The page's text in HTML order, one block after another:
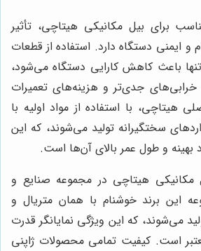
برای بیل مکانیکی هیتاچی، تأثیر
و ایمنی دستگاه دارد. استفاده از قطعات
باعث کاهش کارایی دستگاه می‌شود،
خرابی‌های جدی‌تر و هزینه‌های تعمیرات
هیتاچی، با استفاده از مواد اولیه با
سختگیرانه تولید می‌شوند، که این
بهینه و طول عمر بالای آن‌ها است.
مکانیکی هیتاچی در مجموعه صنایع و
این برند خوشنام با همان متریال و
می‌شوند، که این ویژگی نمایانگر قدرت
است. کیفیت تمامی محصولات ژاپنی